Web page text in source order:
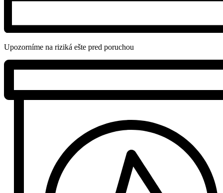
Upozorníme na riziká ešte pred poruchou